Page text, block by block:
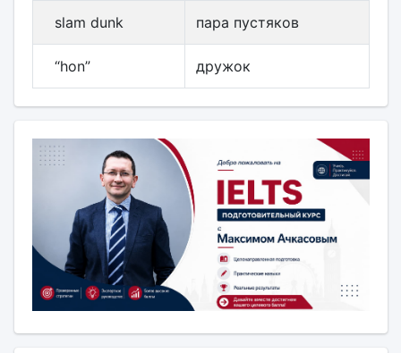
slam dunk пара пустяков
“hon” дружок